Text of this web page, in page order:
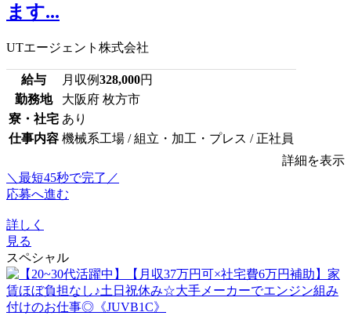
ます...
UTエージェント株式会社
給与 月収例328,000円
勤務地
大阪府 枚方市
寮・社宅 あり
仕事内容 機械系工場 / 組立・加工・プレス / 正社員
詳細を表示
＼最短45秒で完了／
応募へ進む
詳しく
見る
スペシャル